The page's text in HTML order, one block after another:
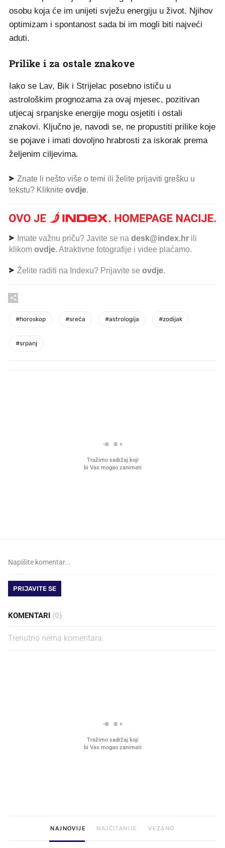
osobu koja će im unijeti svježu energiju u život. Njihov
optimizam i spontanost sada bi im mogli biti najveći
aduti.
Prilike i za ostale znakove
Iako se Lav, Bik i Strijelac posebno ističu u
astrološkim prognozama za ovaj mjesec, pozitivan
utjecaj srpanjske energije mogu osjetiti i ostali
znakovi. Ključno je, navodi se, ne propustiti prilike koje
se pojave i imati dovoljno hrabrosti za iskorak prema
željenim ciljevima.
Znate li nešto više o temi ili želite prijaviti grešku u
tekstu? Kliknite ovdje.
Imate važnu priču? Javite se na desk@index.hr ili
klikom ovdje. Atraktivne fotografije i videe plaćamo.
Želite raditi na Indexu? Prijavite se ovdje.
#horoskop #sreća #astrologija #zodijak
#srpanj
PRIJAVITE SE
KOMENTARI (0)
Trenutno nema komentara.
NAJNOVIJE NAJČITANIJE VEZANO